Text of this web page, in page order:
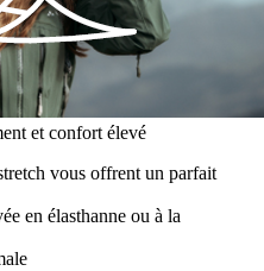
et confort élevé
vous offrent un parfait
en élasthanne ou à la